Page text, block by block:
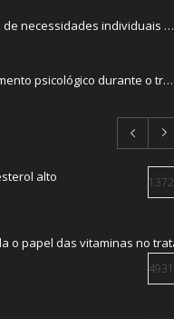
A importância da identificação de necessidades individuais dos pacientes
A importância do acompanhamento psicológico durante o tratamento do câncer.
ao Suicídio
Laços Saúde lançam a Lacon
alto
o papel das vitaminas no